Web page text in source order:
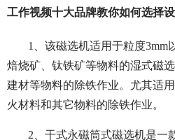
工作视频十大品牌教你如何选择
1、该磁选机适用于粒度3mm
焙烧矿、钛铁矿等物料的湿式磁
建材等物料的除铁作业。尤其适
火材料和其它物料的除铁作业。
2、干式永磁筒式磁选机是一